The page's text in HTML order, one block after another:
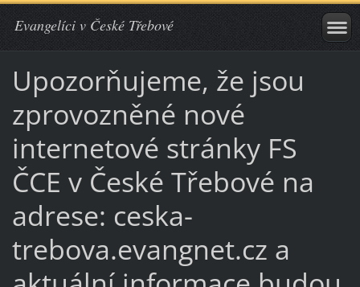
Evangelíci v České Třebové
Upozorňujeme, že jsou
zprovozněné nové
internetové stránky FS
ČCE v České Třebové na
adrese: ceska-
trebova.evangnet.cz a